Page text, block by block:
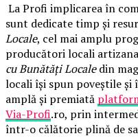
La Profi implicarea în
sunt dedicate timp și
Locale, cel mai amplu
producători locali
cu Bunătăți Localedin
locali își spun poveștile și
amplă și premiată
Via-Profi.ro, prin
într-o călătorie plină de